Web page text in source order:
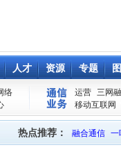
人才 资源 专题
络
运营 三网
移动互联网
热点推荐： 融合通信 一